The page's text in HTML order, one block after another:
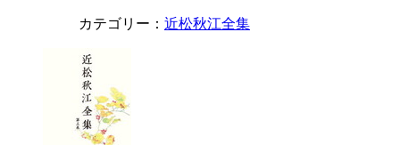
カテゴリー： 近松秋江全集